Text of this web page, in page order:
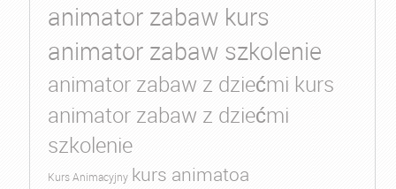
animator zabaw kurs
animator zabaw szkolenie
animator zabaw z dziećmi kurs
animator zabaw z dziećmi
szkolenie
Kurs Animacyjny kurs animatoa